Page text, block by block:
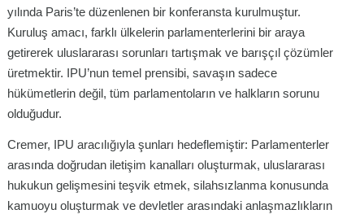
yılında Paris’te düzenlenen bir konferansta kurulmuştur.
Kuruluş amacı, farklı ülkelerin parlamenterlerini bir araya
getirerek uluslararası sorunları tartışmak ve barışçıl çözümler
üretmektir. IPU’nun temel prensibi, savaşın sadece
hükümetlerin değil, tüm parlamentoların ve halkların sorunu
olduğudur.
Cremer, IPU aracılığıyla şunları hedeflemiştir: Parlamenterler
arasında doğrudan iletişim kanalları oluşturmak, uluslararası
hukukun gelişmesini teşvik etmek, silahsızlanma konusunda
kamuoyu oluşturmak ve devletler arasındaki anlaşmazlıkların